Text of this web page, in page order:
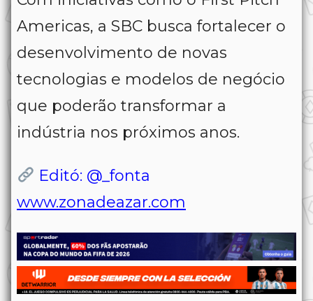
Americas, a SBC busca fortalecer o
desenvolvimento de novas
tecnologias e modelos de negócio
que poderão transformar a
indústria nos próximos anos.
Editó: @_fonta
www.zonadeazar.com